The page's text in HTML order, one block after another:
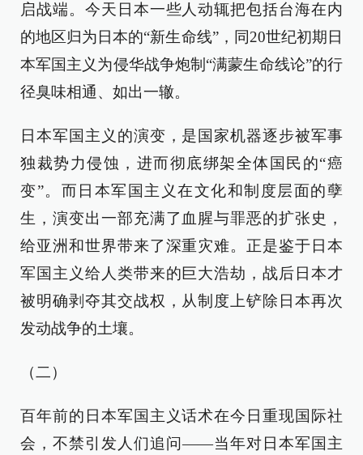
启战端。今天日本一些人动辄把包括台海在内
的地区归为日本的“新生命线”，同20世纪初期日
本军国主义为侵华战争炮制“满蒙生命线论”的行
径臭味相通、如出一辙。
日本军国主义的演变，是国家机器逐步被军事
独裁势力侵蚀，进而彻底绑架全体国民的“癌
变”。而日本军国主义在文化和制度层面的孽
生，演变出一部充满了血腥与罪恶的扩张史，
给亚洲和世界带来了深重灾难。正是鉴于日本
军国主义给人类带来的巨大浩劫，战后日本才
被明确剥夺其交战权，从制度上铲除日本再次
发动战争的土壤。
（二）
百年前的日本军国主义话术在今日重现国际社
会，不禁引发人们追问——当年对日本军国主